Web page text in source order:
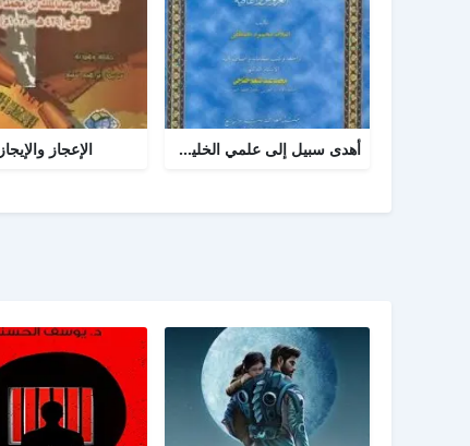
أهدى سبيل إلى علمي الخليل العروض والقافية الإعجاز والإيجاز